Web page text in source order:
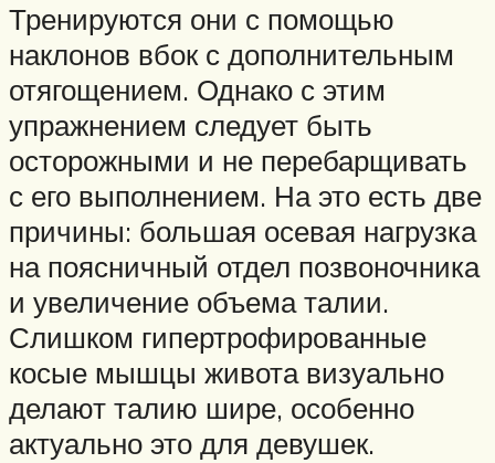
Тренируются они с помощью
наклонов вбок с дополнительным
отягощением. Однако с этим
упражнением следует быть
осторожными и не перебарщивать
с его выполнением. На это есть две
причины: большая осевая нагрузка
на поясничный отдел позвоночника
и увеличение объема талии.
Слишком гипертрофированные
косые мышцы живота визуально
делают талию шире, особенно
актуально это для девушек.